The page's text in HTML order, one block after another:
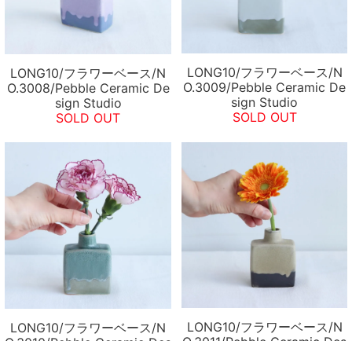
LONG10/フラワーベース/N
O.3008/Pebble Ceramic De
sign Studio
SOLD OUT
LONG10/フラワーベース/N
O.3009/Pebble Ceramic De
sign Studio
SOLD OUT
LONG10/フラワーベース/N
LONG10/フラワーベース/N